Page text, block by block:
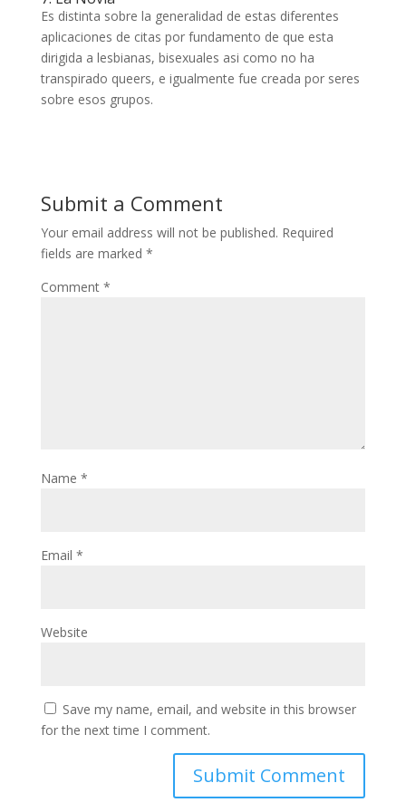
Es distinta sobre la generalidad de estas diferentes
aplicaciones de citas por fundamento de que esta
dirigida a lesbianas, bisexuales asi­ como no ha
transpirado queers, e igualmente fue creada por seres
sobre esos grupos.
Submit a Comment
Your email address will not be published. Required
fields are marked *
Comment *
Name *
Email *
Website
Save my name, email, and website in this browser
for the next time I comment.